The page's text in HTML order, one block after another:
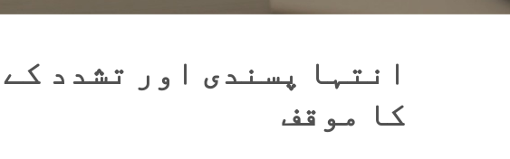
انتہا پسندی اور تشدد کے
کا موقف